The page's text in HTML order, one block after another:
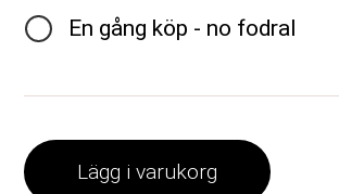
En gång köp - no fodral
Lägg i varukorg